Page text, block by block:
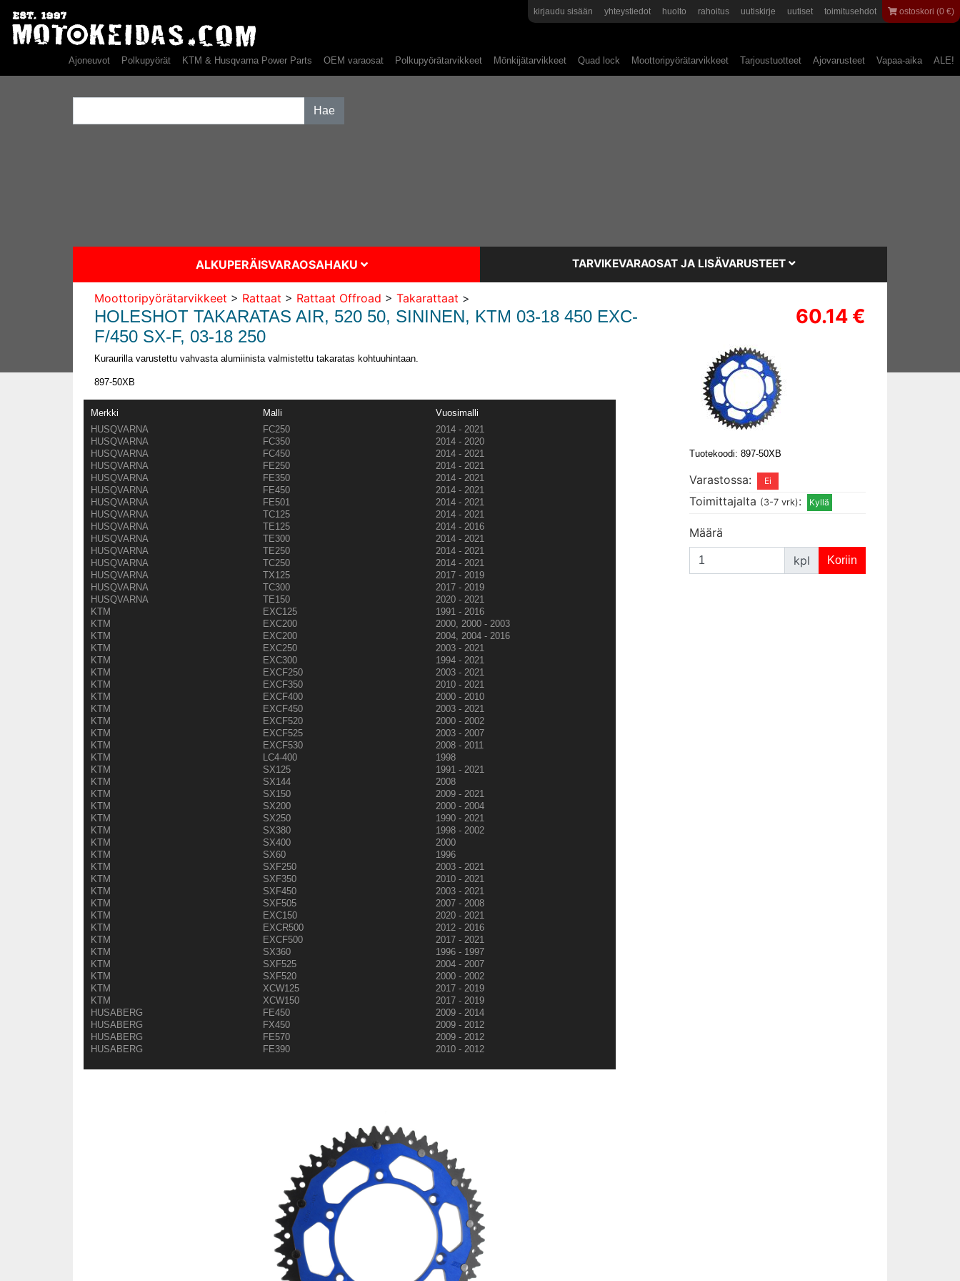
kirjaudu sisään yhteystiedot huolto rahoitus uutiskirje uutiset toimitusehdot ostoskori (0 €)
Ajoneuvot Polkupyörät KTM & Husqvarna Power Parts OEM varaosat Polkupyörätarvikkeet Mönkijätarvikkeet Quad lock Moottoripyörätarvikkeet Tarjoustuotteet Ajovarusteet Vapaa-aika ALE!
ALKUPERÄISVARAOSAHAKU TARVIKEVARAOSAT JA LISÄVARUSTEET
Moottoripyörätarvikkeet > Rattaat > Rattaat Offroad > Takarattaat >
HOLESHOT TAKARATAS AIR, 520 50, SININEN, KTM 03-18 450 EXC-
F/450 SX-F, 03-18 250
Kuraurilla varustettu vahvasta alumiinista valmistettu takaratas kohtuuhintaan.
897-50XB
Merkki Malli
Vuosimalli
HUSQVARNA
FC250
2014 - 2021
HUSQVARNA
FC350
2014 - 2020
HUSQVARNA
FC450
2014 - 2021
HUSQVARNA
FE250
2014 - 2021
HUSQVARNA
FE350
2014 - 2021
HUSQVARNA
FE450
2014 - 2021
HUSQVARNA
FE501
2014 - 2021
HUSQVARNA
TC125
2014 - 2021
HUSQVARNA
TE125
2014 - 2016
HUSQVARNA
TE300
2014 - 2021
HUSQVARNA
TE250
2014 - 2021
HUSQVARNA
TC250
2014 - 2021
HUSQVARNA
TX125
2017 - 2019
HUSQVARNA
TC300
2017 - 2019
HUSQVARNA
TE150
2020 - 2021
KTM
EXC125
1991 - 2016
KTM
EXC200
2000, 2000 - 2003
KTM
EXC200
2004, 2004 - 2016
KTM
EXC250
2003 - 2021
KTM
EXC300
1994 - 2021
KTM
EXCF250
2003 - 2021
KTM
EXCF350
2010 - 2021
KTM
EXCF400
2000 - 2010
KTM
EXCF450
2003 - 2021
KTM
EXCF520
2000 - 2002
KTM
EXCF525
2003 - 2007
KTM
EXCF530
2008 - 2011
KTM
LC4-400
1998
KTM
SX125
1991 - 2021
KTM
SX144
2008
KTM
SX150
2009 - 2021
KTM
SX200
2000 - 2004
KTM
SX250
1990 - 2021
KTM
SX380
1998 - 2002
KTM
SX400
2000
KTM
SX60
1996
KTM
SXF250
2003 - 2021
KTM
SXF350
2010 - 2021
KTM
SXF450
2003 - 2021
KTM
SXF505
2007 - 2008
KTM
EXC150
2020 - 2021
KTM
EXCR500
2012 - 2016
KTM
EXCF500
2017 - 2021
KTM
SX360
1996 - 1997
KTM
SXF525
2004 - 2007
KTM
SXF520
2000 - 2002
KTM
XCW125
2017 - 2019
KTM
XCW150
2017 - 2019
HUSABERG
FE450
2009 - 2014
HUSABERG
FX450
2009 - 2012
HUSABERG
FE570
2009 - 2012
HUSABERG
FE390 2010 - 2012
60.14 €
Tuotekoodi: 897-50XB
Varastossa:
Toimittajalta (3-7 vrk):
Määrä
kpl